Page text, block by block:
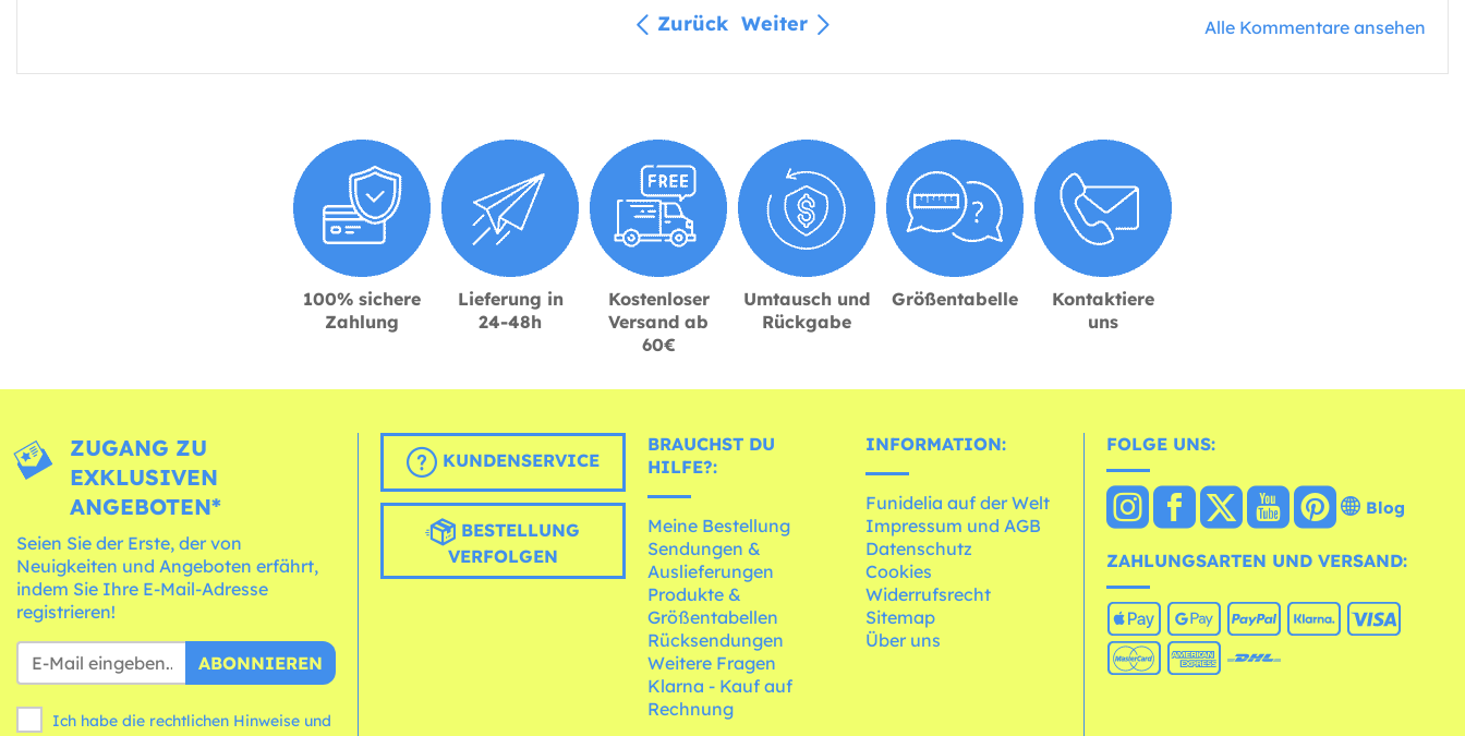
Zurück Weiter Alle Kommentare ansehen
100% sichere
Zahlung
Lieferung in
24-48h
Kostenloser
Versand ab
60€
Umtausch und
Rückgabe
Größentabelle
Kontaktiere
uns
ZUGANG ZU
EXKLUSIVEN
ANGEBOTEN*
Seien Sie der Erste, der von
Neuigkeiten und Angeboten erfährt,
indem Sie Ihre E-Mail-Adresse
registrieren!
ABONNIEREN
Ich habe die rechtlichen Hinweise und
KUNDENSERVICE
BESTELLUNG
VERFOLGEN
BRAUCHST DU
HILFE?:
Meine Bestellung
Sendungen &
Auslieferungen
Produkte &
Größentabellen
Rücksendungen
Weitere Fragen
Klarna - Kauf auf
Rechnung
INFORMATION:
Funidelia auf der Welt
Impressum und AGB
Datenschutz
Cookies
Widerrufsrecht
Sitemap
Über uns
FOLGE UNS:
Blog
ZAHLUNGSARTEN UND VERSAND: